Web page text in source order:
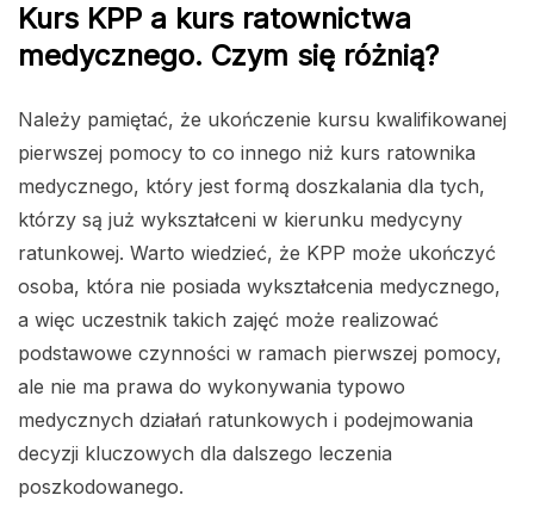
Kurs KPP a kurs ratownictwa
medycznego. Czym się różnią?
Należy pamiętać, że ukończenie kursu kwalifikowanej
pierwszej pomocy to co innego niż kurs ratownika
medycznego, który jest formą doszkalania dla tych,
którzy są już wykształceni w kierunku medycyny
ratunkowej. Warto wiedzieć, że KPP może ukończyć
osoba, która nie posiada wykształcenia medycznego,
a więc uczestnik takich zajęć może realizować
podstawowe czynności w ramach pierwszej pomocy,
ale nie ma prawa do wykonywania typowo
medycznych działań ratunkowych i podejmowania
decyzji kluczowych dla dalszego leczenia
poszkodowanego.